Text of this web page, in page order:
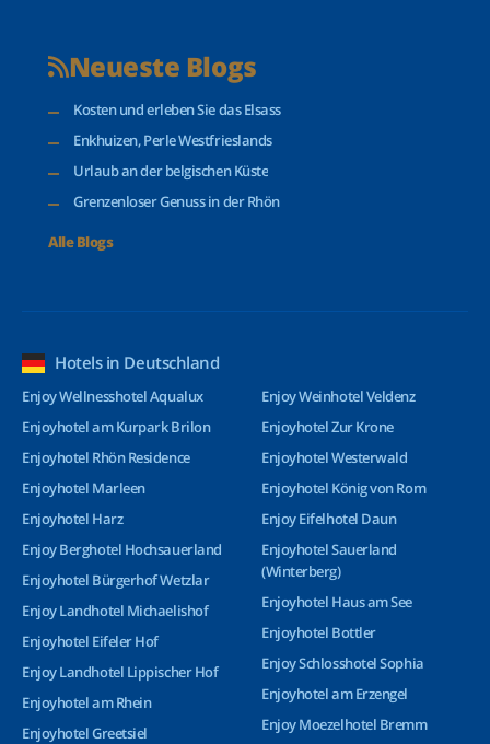
Neueste Blogs
Kosten und erleben Sie das Elsass
Enkhuizen, Perle Westfrieslands
Urlaub an der belgischen Küste
Grenzenloser Genuss in der Rhön
Alle Blogs
Hotels in Deutschland
Enjoy Wellnesshotel Aqualux
Enjoyhotel am Kurpark Brilon
Enjoyhotel Rhön Residence
Enjoyhotel Marleen
Enjoyhotel Harz
Enjoy Berghotel Hochsauerland
Enjoyhotel Bürgerhof Wetzlar
Enjoy Landhotel Michaelishof
Enjoyhotel Eifeler Hof
Enjoy Landhotel Lippischer Hof
Enjoyhotel am Rhein
Enjoyhotel Greetsiel
Enjoy Weinhotel Veldenz
Enjoyhotel Zur Krone
Enjoyhotel Westerwald
Enjoyhotel König von Rom
Enjoy Eifelhotel Daun
Enjoyhotel Sauerland
(Winterberg)
Enjoyhotel Haus am See
Enjoyhotel Bottler
Enjoy Schlosshotel Sophia
Enjoyhotel am Erzengel
Enjoy Moezelhotel Bremm